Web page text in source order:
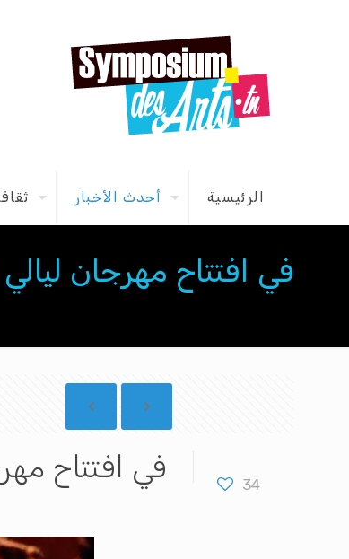
الرئيسية أحدث الأخبار
في افتتاح مهرجان
34 في افتتاح